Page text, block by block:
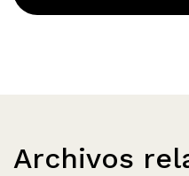
Archivos